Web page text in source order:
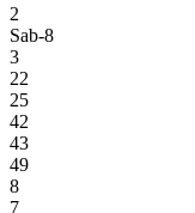
2
Sab-8
3
22
25
42
43
49
8
7